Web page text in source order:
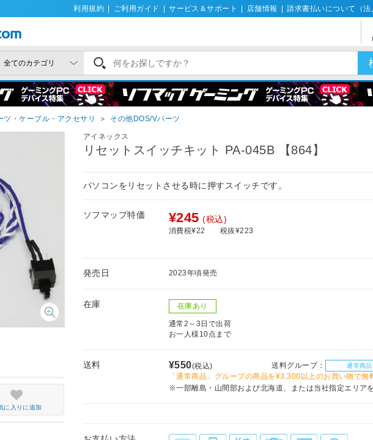
利用規約 ご利用ガイド サービス＆サポート 店舗情報 請求書払いについて（法
ツ・ケーブル・アクセサリ ＞ その他DOS/Vパーツ
アイネックス
リセットスイッチキット PA-045B 【864】
パソコンをリセットさせる時に押すスイッチです。
ソフマップ特価 ¥245 (税込)
消費税¥22 税抜¥223
発売日 2023年頃発売
在庫 在庫あり
通常2～3日で出荷
お一人様10点まで
送料 ¥550(税込) 送料グループ： 通常商品
「通常商品」グループの商品を¥3,300以上のお買い物で無
※一部離島・山間部および北海道、または当社指定エリア
に入りに追加